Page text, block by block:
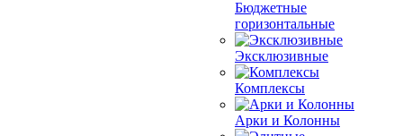
Бюджетные
горизонтальные
Эксклюзивные
Комплексы
Арки и Колонны